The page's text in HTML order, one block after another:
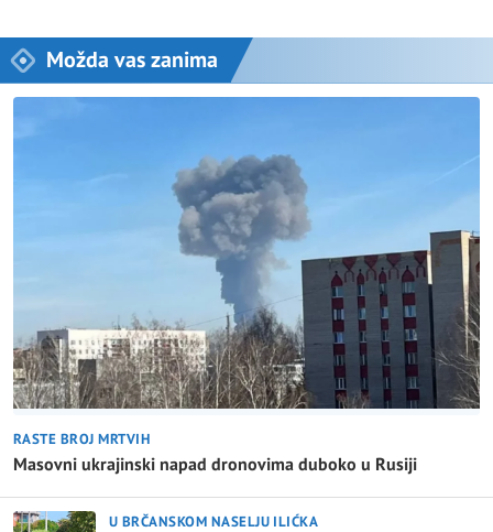
Možda vas zanima
RASTE BROJ MRTVIH
Masovni ukrajinski napad dronovima duboko u Rusiji
U BRČANSKOM NASELJU ILIĆKA